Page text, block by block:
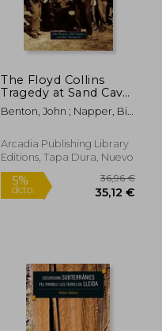
The Floyd Collins
Tragedy at Sand Cave
(en Inglés)
Benton, John ; Napper, Bill
Arcadia Publishing Library
Editions, Tapa Dura, Nuevo